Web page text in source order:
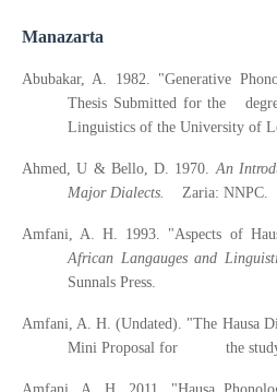
Manazarta
Abubakar, A. 1982. "Generative
Thesis Submitted for the
Linguistics of the University of
Ahmed, U & Bello, D. 1970. An
Major Dialects. Zaria: NNPC.
Amfani A. H. 1993. "Aspects of
African Langauges and
Sunnals Press.
Amfani, A. H. (Undated). "The Hausa
Mini Proposal for the study